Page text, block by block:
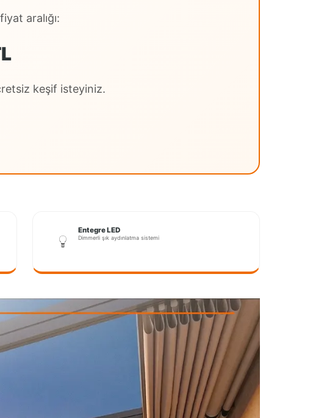
aralığı:
keşif isteyiniz.
Entegre LED
Dimmerli şık aydınlatma sistemi